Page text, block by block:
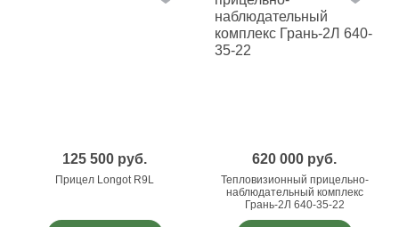
125 500 руб.
Прицел Longot R9L
620 000 руб.
Тепловизионный прицельно-
наблюдательный комплекс
Грань-2Л 640-35-22